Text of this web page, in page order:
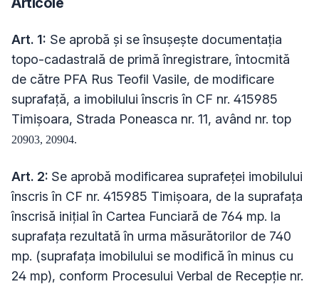
Art. 1: Se aprobă și se însușește documentația
topo-cadastrală de primă înregistrare, întocmită
de către PFA Rus Teofil Vasile, de modificare
suprafață, a imobilului înscris în CF nr. 415985
Timișoara, Strada Poneasca nr. 11, având nr. top
20903, 20904.
Art. 2: Se aprobă modificarea suprafeței imobilului
înscris în CF nr. 415985 Timișoara, de la suprafața
înscrisă inițial în Cartea Funciară de 764 mp. la
suprafața rezultată în urma măsurătorilor de 740
mp. (suprafața imobilului se modifică în minus cu
24 mp), conform Procesului Verbal de Recepție nr.